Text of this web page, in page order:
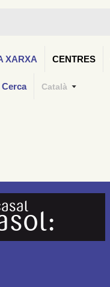
XARXA CENTRES
Cerca Català